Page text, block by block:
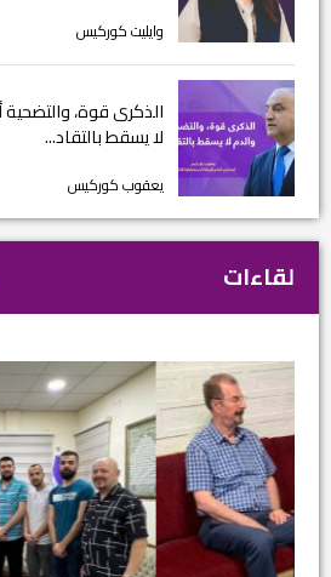
وايليت كوركيس
الذكرى قوة، والتضحية
لا يسقط بالتقاد...
يعقوب كوركيس
لقاءات